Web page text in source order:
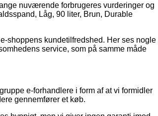
nuværende forbrugeres vurderinger og
Låg, 90 liter, Brun, Durable
shoppens kundetilfredshed. Her ses nogle
service, som på samme måde
e-forhandlere i form af at vi formidler
gennemfører et køb.